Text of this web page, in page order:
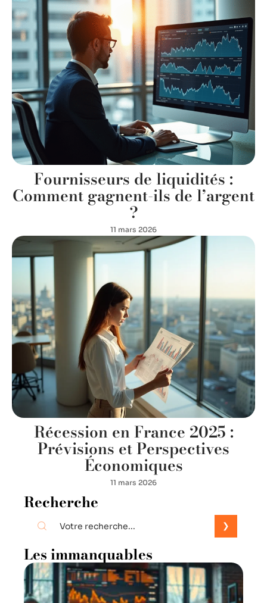
Fournisseurs de liquidités :
Comment gagnent-ils de l’argent
?
11 mars 2026
Récession en France 2025 :
Prévisions et Perspectives
Économiques
11 mars 2026
Recherche
Les immanquables